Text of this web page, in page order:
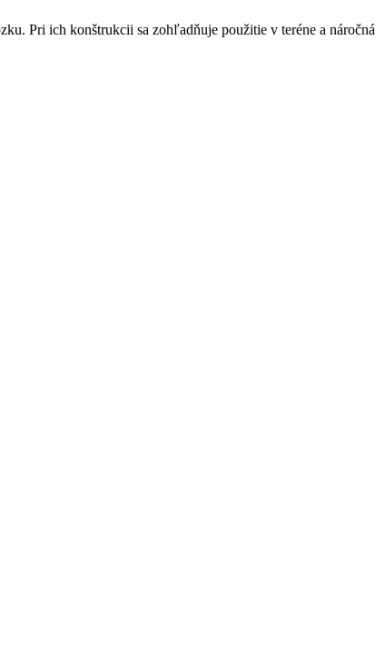
Pri ich konštrukcii sa zohľadňuje použitie v teréne a náročná